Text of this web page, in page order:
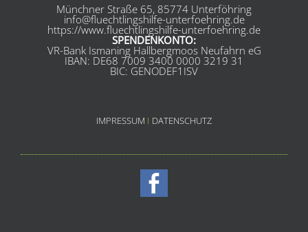
Münchner Straße 65, 85774 Unterföhring
info@fluechtlingshilfe-unterfoehring.de
https://www.fluechtlingshilfe-unterfoehring.de
SPENDENKONTO:
VR-Bank Ismaning Hallbergmoos Neufahrn eG
IBAN: DE68 7009 3400 0000 3219 31
BIC: GENODEF1ISV
IMPRESSUM I DATENSCHUTZ